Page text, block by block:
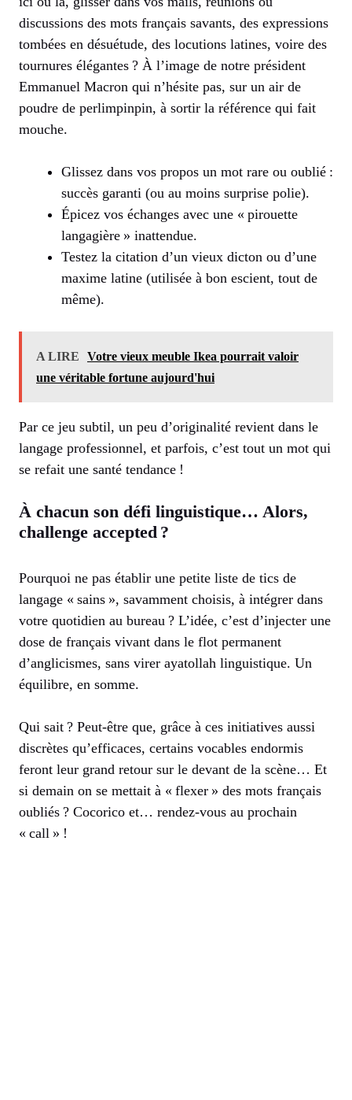
discussions des mots français savants, des expressions
tombées en désuétude, des locutions latines, voire des
tournures élégantes ? À l’image de notre président
Emmanuel Macron qui n’hésite pas, sur un air de
poudre de perlimpinpin, à sortir la référence qui fait
mouche.
Glissez dans vos propos un mot rare ou oublié :
succès garanti (ou au moins surprise polie).
Épicez vos échanges avec une « pirouette
langagière » inattendue.
Testez la citation d’un vieux dicton ou d’une
maxime latine (utilisée à bon escient, tout de
même).
A LIRE
Votre vieux meuble Ikea pourrait valoir
une véritable fortune aujourd'hui
Par ce jeu subtil, un peu d’originalité revient dans le
langage professionnel, et parfois, c’est tout un mot qui
se refait une santé tendance !
À chacun son défi linguistique… Alors,
challenge accepted ?
Pourquoi ne pas établir une petite liste de tics de
langage « sains », savamment choisis, à intégrer dans
votre quotidien au bureau ? L’idée, c’est d’injecter une
dose de français vivant dans le flot permanent
d’anglicismes, sans virer ayatollah linguistique. Un
équilibre, en somme.
Qui sait ? Peut-être que, grâce à ces initiatives aussi
discrètes qu’efficaces, certains vocables endormis
feront leur grand retour sur le devant de la scène… Et
si demain on se mettait à « flexer » des mots français
oubliés ? Cocorico et… rendez-vous au prochain
« call » !